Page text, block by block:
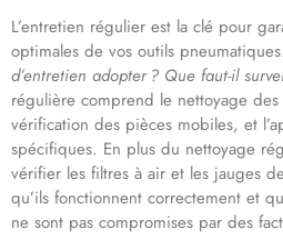
L’entretien régulier est la clé pour
optimales de vos outils pneumatiques.
d’entretien adopter ? Que faut-il
régulière comprend le nettoyage
vérification des pièces mobiles, et
spécifiques. En plus du nettoyage
vérifier les filtres à air et les jauges
qu’ils fonctionnent correctement et
ne sont pas compromises par des